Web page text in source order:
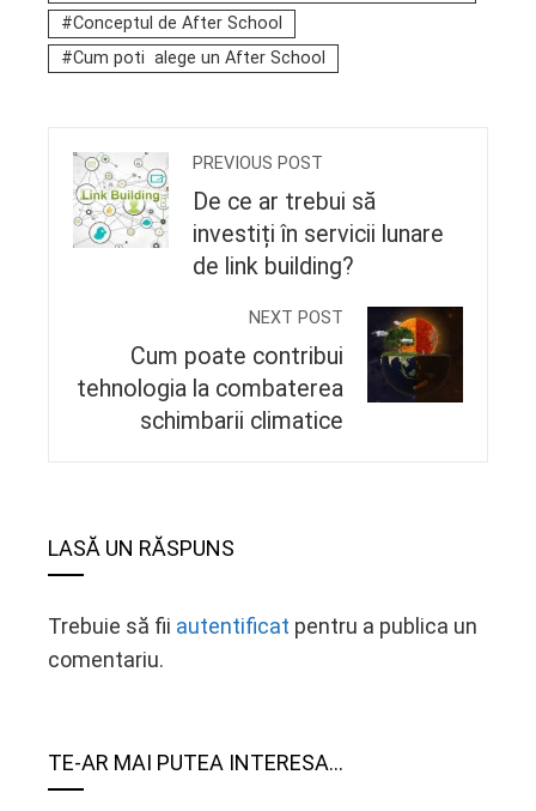
Conceptul de After School
Cum poti alege un After School
PREVIOUS POST
De ce ar trebui să
investiți în servicii lunare
de link building?
NEXT POST
Cum poate contribui
tehnologia la combaterea
schimbarii climatice
LASĂ UN RĂSPUNS
Trebuie să fii autentificat pentru a publica un
comentariu.
TE-AR MAI PUTEA INTERESA...